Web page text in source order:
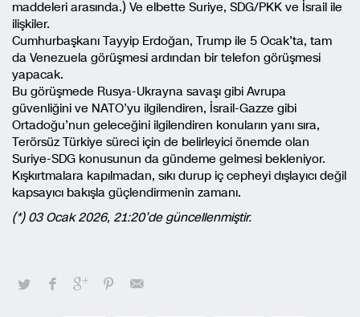
maddeleri arasında.) Ve elbette Suriye, SDG/PKK ve İsrail ile
ilişkiler.
Cumhurbaşkanı Tayyip Erdoğan, Trump ile 5 Ocak’ta, tam
da Venezuela görüşmesi ardından bir telefon görüşmesi
yapacak.
Bu görüşmede Rusya-Ukrayna savaşı gibi Avrupa
güvenliğini ve NATO’yu ilgilendiren, İsrail-Gazze gibi
Ortadoğu’nun geleceğini ilgilendiren konuların yanı sıra,
Terörsüz Türkiye süreci için de belirleyici önemde olan
Suriye-SDG konusunun da gündeme gelmesi bekleniyor.
Kışkırtmalara kapılmadan, sıkı durup iç cepheyi dışlayıcı değil
kapsayıcı bakışla güçlendirmenin zamanı.
(*) 03 Ocak 2026, 21:20’de güncellenmiştir.